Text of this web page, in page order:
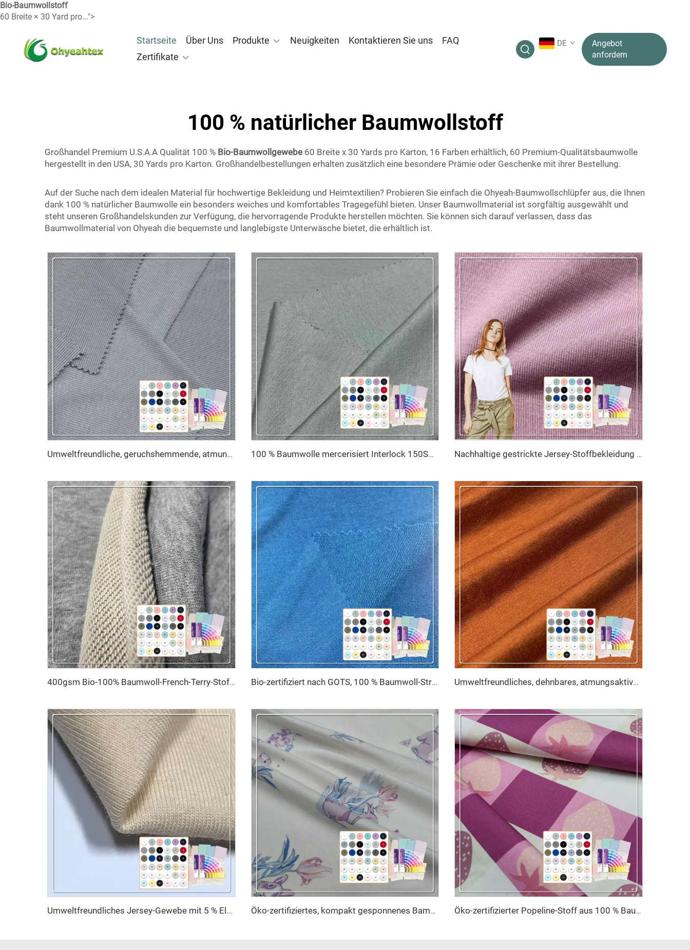
Bio-Baumwollstoff
60 Breite × 30 Yard pro...">
Startseite Über Uns Produkte Neuigkeiten Kontaktieren Sie uns
FAQ
Zertifikate
DE
Angebot
anfordern
100 % natürlicher Baumwollstoff
Großhandel Premium U.S.A.A Qualität 100 % Bio-Baumwollgewebe 60 Breite x 30 Yards pro Karton, 16 Farben erhältlich, 60 Premium-Qualitätsbaumwolle
hergestellt in den USA, 30 Yards pro Karton. Großhandelbestellungen erhalten zusätzlich eine besondere Prämie oder Geschenke mit ihrer Bestellung.
Auf der Suche nach dem idealen Material für hochwertige Bekleidung und Heimtextilien? Probieren Sie einfach die Ohyeah-Baumwollschlüpfer aus, die Ihnen
dank 100 % natürlicher Baumwolle ein besonders weiches und komfortables Tragegefühl bieten. Unser Baumwollmaterial ist sorgfältig ausgewählt und
steht unseren Großhandelskunden zur Verfügung, die hervorragende Produkte herstellen möchten. Sie können sich darauf verlassen, dass das
Baumwollmaterial von Ohyeah die bequemste und langlebigste Unterwäsche bietet, die erhältlich ist.
Umweltfreundliche, geruchshemmende, atmungsaktive Strumpfhose aus 100 % Baumwoll-Jersey für niedliche Baby-Mädchen 100 % Baumwolle mercerisiert Interlock 150SM individuell anpassbarer Stoff, leichtgewichtig 150 g/m² für Bekleidung und textile Anwendungen Nachhaltige gestrickte Jersey-Stoffbekleidung – individuelle 100 % Baumwoll-Bekleidung für Mädchen, atmungsaktiv, antibakteriell, feuchtigkeitsabsorbierend
400gsm Bio-100% Baumwoll-French-Terry-Stoff für Sweatshirts – umweltfreundlich, dehnbar, doppelseitig, atmungsaktiv Bio-zertifiziert nach GOTS, 100 % Baumwoll-Strickstoff in French-Terry-Qualität, umweltfreundlich, 320 g/m², für Damenbekleidung Umweltfreundliches, dehnbares, atmungsaktives und wärmeisolierendes Jersey-Gewebe aus 60 % Baumwolle und 40 % Modal für Baby
Umweltfreundliches Jersey-Gewebe mit 5 % Elasthan-Dehnung und 95 % Baumwolle, 100 % Baumwoll-Strickhemden und -Blusen, Sonderangebot direkt ab Fabrik, Oeko-Tex-zertifiziert Öko-zertifiziertes, kompakt gesponnenes Bambus-Baumwoll-Spandex-Interlock-Gewebe – Lebendiger, reaktiver Digitaldruck für Kinderbekleidung Öko-zertifizierter Popeline-Stoff aus 100 % Baumwolle – lebendiger, klarer Reaktivdruck für Kinderbekleidung und Tischdecken